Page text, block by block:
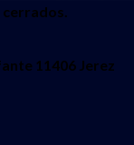
11406 Jerez